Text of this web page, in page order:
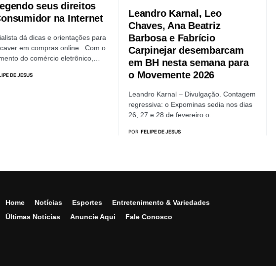
seus direitos
na Internet
dá dicas e orientações para
em compras online Com o
do comércio eletrônico,…
DE JESUS
Leandro Karnal, Leo
Chaves, Ana Beatriz
Barbosa e Fabrício
Carpinejar desembarcam
em BH nesta semana para
o Movemente 2026
Leandro Karnal – Divulgação. Contagem
regressiva: o Expominas sedia nos dias
26, 27 e 28 de fevereiro o…
POR FELIPE DE JESUS
Home Notícias Esportes
Entretenimento & Variedades
Últimas Notícias
Anuncie Aqui Fale Conosco